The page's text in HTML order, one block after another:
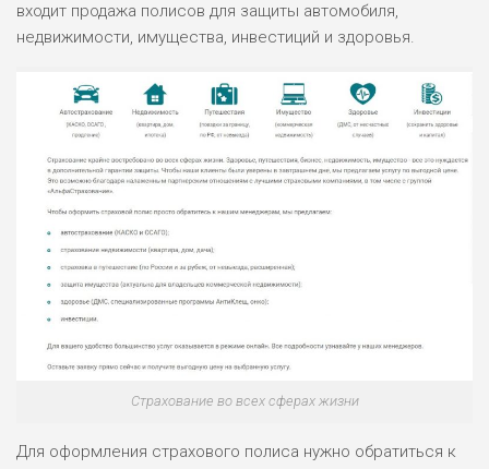
НАЗВАНИЕ
ПОДОЙДЕТ
ВСЕМ
ДОХОД: ВЫСОКИЙ
БЮДЖЕТ: ВЫСОКИЙ
ОБЗОР
ЛЮБИТЕЛЯ
РИСКИ: СРЕДНИЕ
БЮДЖЕТ: НИЗКИЙ
ОБЗОР
ВСЕМ
входит продажа полисов для защиты автомобиля,
недвижимости, имущества, инвестиций и здоровья.
Страхование во всех сферах жизни
Для оформления страхового полиса нужно обратиться к